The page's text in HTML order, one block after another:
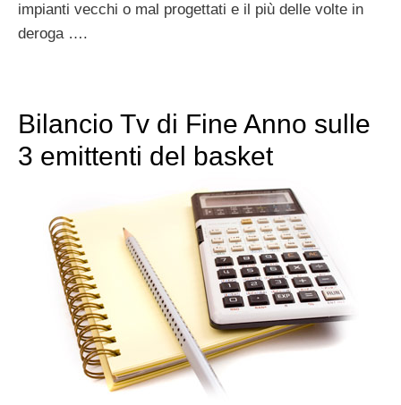
impianti vecchi o mal progettati e il più delle volte in
deroga ….
Bilancio Tv di Fine Anno sulle
3 emittenti del basket